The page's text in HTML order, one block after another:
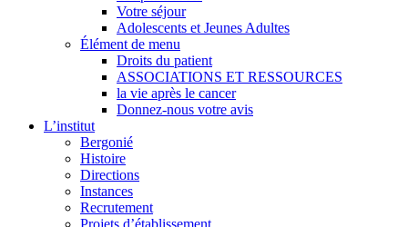
Votre séjour
Adolescents et Jeunes Adultes
Élément de menu
Droits du patient
ASSOCIATIONS ET RESSOURCES
la vie après le cancer
Donnez-nous votre avis
L’institut
Bergonié
Histoire
Directions
Instances
Recrutement
Projets d’établissement